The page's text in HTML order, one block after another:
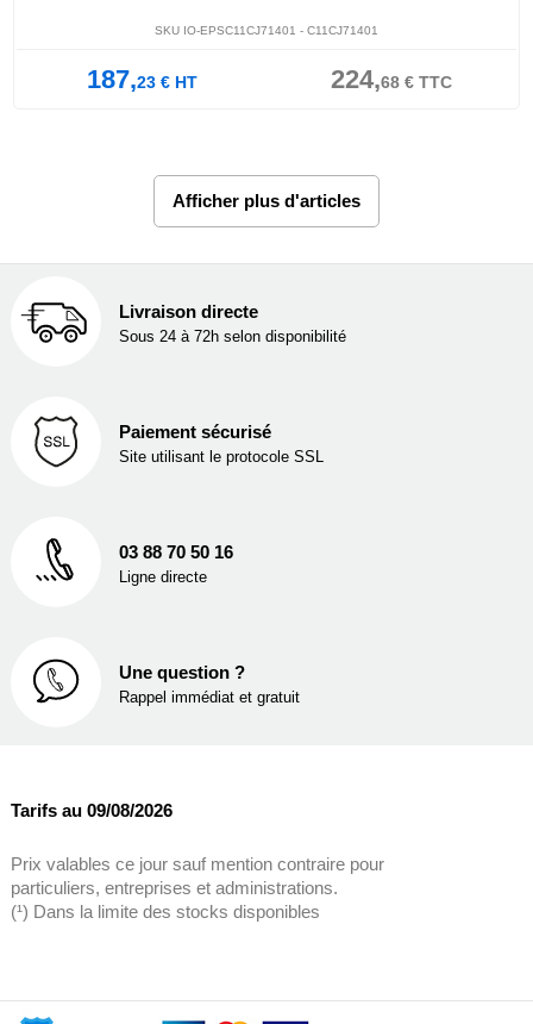
SKU IO-EPSC11CJ71401 - C11CJ71401
187,23€HT 224,68€TTC
Afficher plus d'articles
Livraison directe
Sous 24 à 72h selon disponibilité
Paiement sécurisé
Site utilisant le protocole SSL
03 88 70 50 16
Ligne directe
Une question ?
Rappel immédiat et gratuit
Tarifs au 09/08/2026
Prix valables ce jour sauf mention contraire pour
particuliers, entreprises et administrations.
(¹) Dans la limite des stocks disponibles